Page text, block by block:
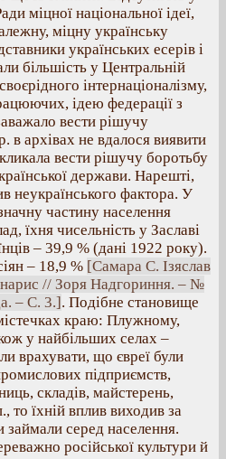
міцної національної ідеї,
міцну українську
українських есерів і
більшість у Центральній
інтернаціоналізму,
ідею федерації з
вести рішучу
в архівах не вдалося виявити
вести рішучу боротьбу
держави. Нарешті,
неукраїнського фактора. У
частину населення
їхня чисельність у Заславі
– 39,9 % (дані 1922 року).
– 18,9 % [Самара С. Ізяслав
// Зоря Надгориння. – №
– С. 3.]. Подібне становище
краю: Плужному,
у найбільших селах –
врахувати, що євреї були
підприємств,
складів, майстерень,
то їхній вплив виходив за
займали серед населення.
російської культури й